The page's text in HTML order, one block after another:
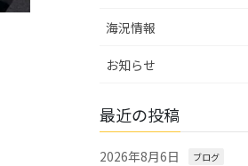
海況情報
お知らせ
最近の投稿
2026年8月6日 ブログ